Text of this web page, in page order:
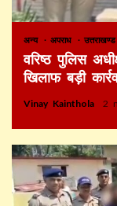
अन्य अपराध उत्तराखण्ड
वरिष्ठ पुलिस
खिलाफ बड़ी
Vinay Kainthola 2